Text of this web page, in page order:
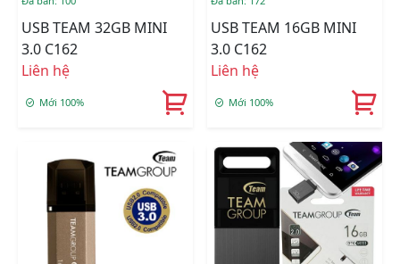
USB TEAM 32GB MINI
3.0 C162
Liên hệ
Mới 100%
USB TEAM 16GB MINI
3.0 C162
Liên hệ
Mới 100%